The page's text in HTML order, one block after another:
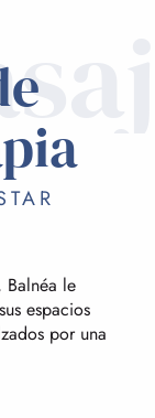
le
espacios
por una